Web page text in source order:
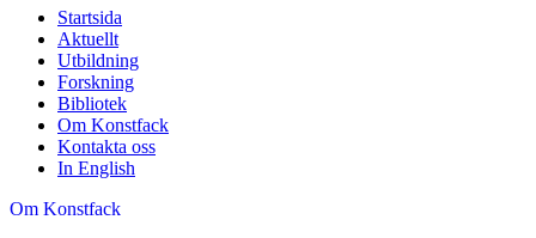
Startsida
Aktuellt
Utbildning
Forskning
Bibliotek
Om Konstfack
Kontakta oss
In English
Om Konstfack